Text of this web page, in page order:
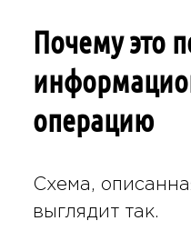
Почему это
операцию
Схема,
выглядит так.